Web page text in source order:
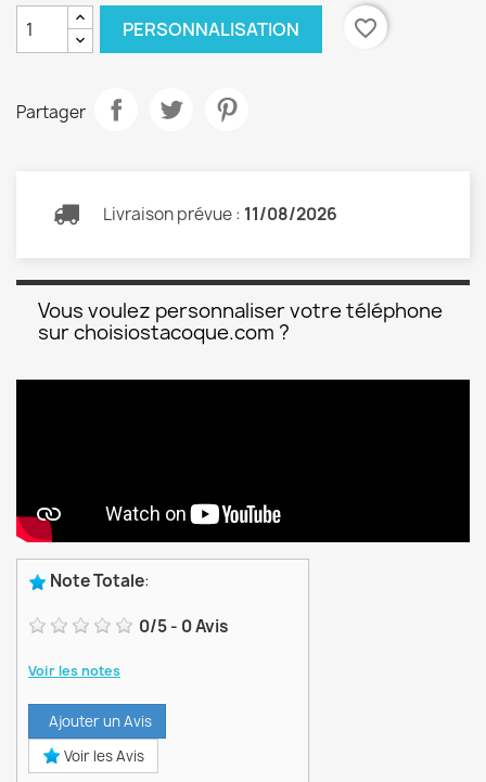
PERSONNALISATION favorite_border
Partager
Livraison prévue : 11/08/2026
Vous voulez personnaliser votre téléphone
sur choisiostacoque.com ?
Note Totale:
0/5- 0Avis
Voir les notes
Ajouter un Avis
Voir les Avis